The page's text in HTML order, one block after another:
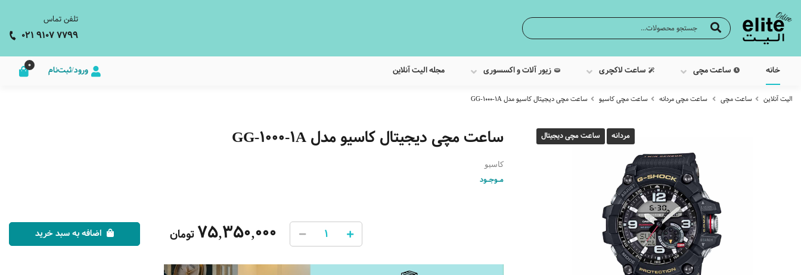
تلفن تماس
021 9107 7799
خانه ساعت مچی ساعت لاکچری زیور آلات و اکسسوری مجله الیت آنلاین ورود/ثبت‌نام 0
الیت آنلاین ساعت مچی ساعت مچی مردانه ساعت مچی کاسیو ساعت مچی دیجیتال کاسیو مدل GG-1000-1A
مردانه ساعت مچی دیجیتال ساعت مچی دیجیتال کاسیو مدل GG-1000-1A
کاسیو
مـوجـود
75,350,000تومان اضافه به سبد خرید